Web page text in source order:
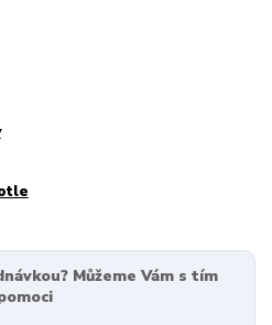
Můžeme Vám s tím